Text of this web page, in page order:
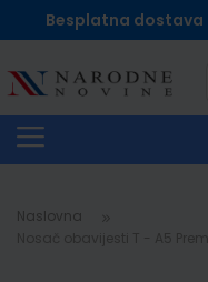
Besplatna dostava
Naslovna